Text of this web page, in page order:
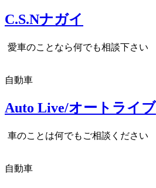
C.S.Nナガイ
愛車のことなら何でも相談下さい
自動車
Auto Live/オートライブ
車のことは何でもご相談ください
自動車